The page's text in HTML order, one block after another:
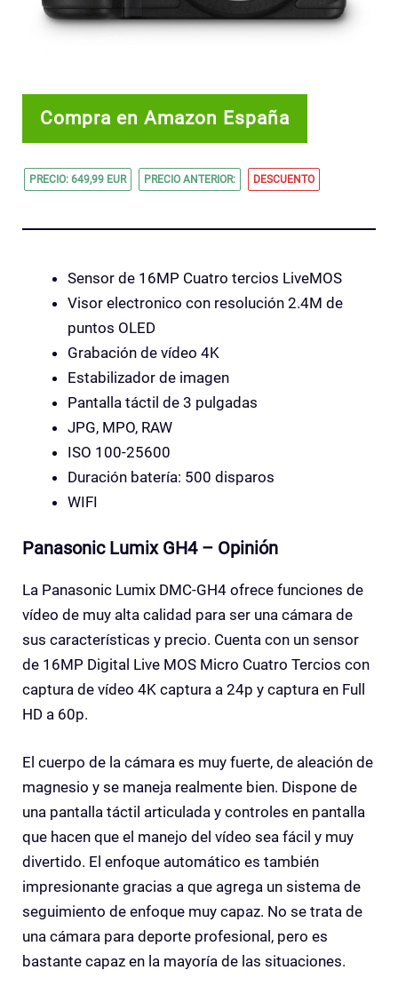
Compra en Amazon España
PRECIO: 649,99 EUR PRECIO ANTERIOR: DESCUENTO
Sensor de 16MP Cuatro tercios LiveMOS
Visor electronico con resolución 2.4M de
puntos OLED
Grabación de vídeo 4K
Estabilizador de imagen
Pantalla táctil de 3 pulgadas
JPG, MPO, RAW
ISO 100-25600
Duración batería: 500 disparos
WIFI
Panasonic Lumix GH4 – Opinión
La Panasonic Lumix DMC-GH4 ofrece funciones de
vídeo de muy alta calidad para ser una cámara de
sus características y precio. Cuenta con un sensor
de 16MP Digital Live MOS Micro Cuatro Tercios con
captura de vídeo 4K captura a 24p y captura en Full
HD a 60p.
El cuerpo de la cámara es muy fuerte, de aleación de
magnesio y se maneja realmente bien. Dispone de
una pantalla táctil articulada y controles en pantalla
que hacen que el manejo del vídeo sea fácil y muy
divertido. El enfoque automático es también
impresionante gracias a que agrega un sistema de
seguimiento de enfoque muy capaz. No se trata de
una cámara para deporte profesional, pero es
bastante capaz en la mayoría de las situaciones.